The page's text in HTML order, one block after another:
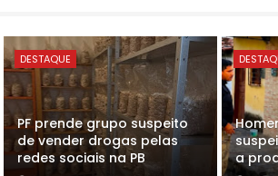
DESTAQUE
PF prende grupo suspeito
de vender drogas pelas
redes sociais na PB
a